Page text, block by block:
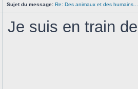
Sujet du message: Re: Des animaux et des humains...
Je suis en train